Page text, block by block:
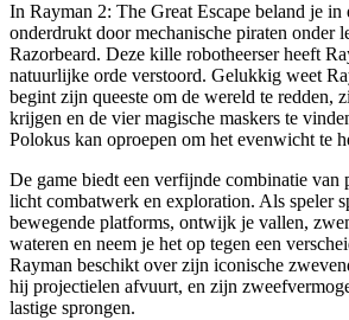
In Rayman 2: The Great Escape beland je
onderdrukt door mechanische piraten onder
Razorbeard. Deze kille robotheerser heeft
natuurlijke orde verstoord. Gelukkig weet
begint zijn queeste om de wereld te redden,
krijgen en de vier magische maskers te
Polokus kan oproepen om het evenwicht te
De game biedt een verfijnde combinatie van
licht combatwerk en exploration. Als speler
bewegende platforms, ontwijk je vallen,
wateren en neem je het op tegen een
Rayman beschikt over zijn iconische
hij projectielen afvuurt, en zijn
lastige sprongen.